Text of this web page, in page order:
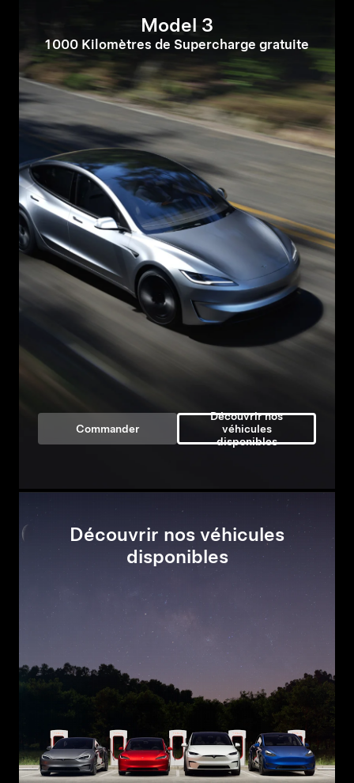
Model 3
1 000 Kilomètres de Supercharge gratuite
Commander
Découvrir nos
véhicules
disponibles
Découvrir nos véhicules
disponibles